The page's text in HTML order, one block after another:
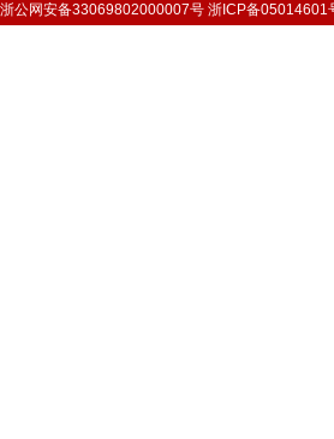
浙公网安备33069802000007号 浙ICP备05014601